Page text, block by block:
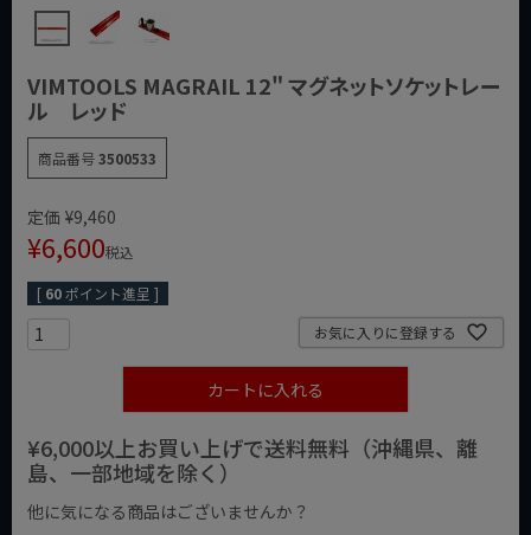
VIMTOOLS MAGRAIL 12" マグネットソケットレー
ル レッド
商品番号3500533
定価 ¥9,460
¥6,600税込
[ 60ポイント進呈 ]
お気に入りに登録する
カートに入れる
¥6,000以上お買い上げで送料無料（沖縄県、離
島、一部地域を除く）
他に気になる商品はございませんか？